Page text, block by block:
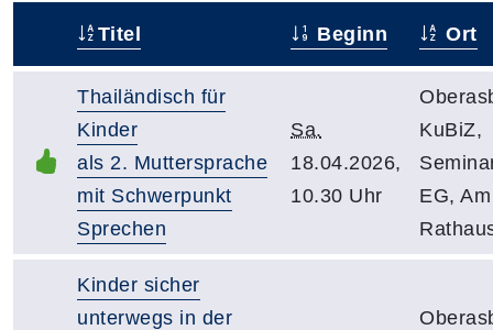
Titel Beginn Ort
Thailändisch für
Kinder
als 2. Muttersprache
mit Schwerpunkt
Sprechen
Sa.
18.04.2026,
10.30 Uhr
KuBiZ,
EG, Am
Kinder sicher
unterwegs in der